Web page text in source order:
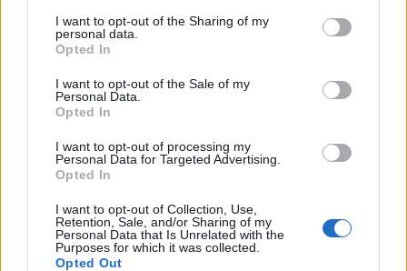
I want to opt-out of the Sharing of my
personal data.
Opted In
I want to opt-out of the Sale of my
Personal Data.
Opted In
I want to opt-out of processing my
Personal Data for Targeted Advertising.
Opted In
I want to opt-out of Collection, Use,
Retention, Sale, and/or Sharing of my
Personal Data that Is Unrelated with the
Purposes for which it was collected.
Opted Out
Κυκλοφόρησε το νέο αστυνομικό
μυθιστόρημα του Χρίστου Χαλικιά
27/07/2026 13:40